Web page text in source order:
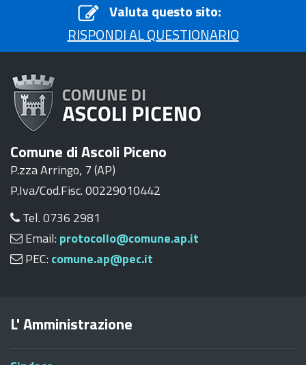
Valuta questo sito:
RISPONDI AL QUESTIONARIO
Comune di Ascoli Piceno
P.zza Arringo, 7 (AP)
P.Iva/Cod.Fisc. 00229010442
Tel. 0736 2981
Email: protocollo@comune.ap.it
PEC: comune.ap@pec.it
L' Amministrazione